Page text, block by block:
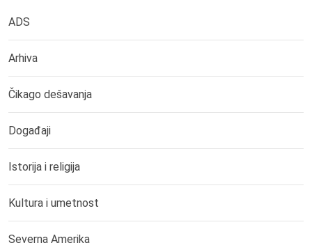
ADS
Arhiva
Čikago dešavanja
Događaji
Istorija i religija
Kultura i umetnost
Severna Amerika